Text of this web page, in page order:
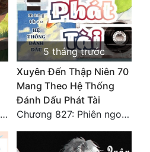
Chương 631_2: Xong xuôi (HẾT)
5 tháng trước
Xuyên Đến Thập Niên 70
Mang Theo Hệ Thống
Đánh Dấu Phát Tài
Chương 827: Phiên ngoại 12 - Toàn Hoàn Văn